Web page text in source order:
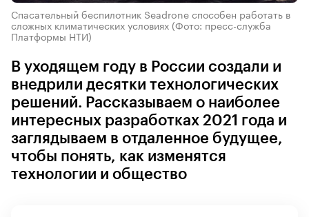
Спасательный беспилотник Seadrone способен работать в
сложных климатических условиях (Фото: пресс-служба
Платформы НТИ)
В уходящем году в России создали и
внедрили десятки технологических
решений. Рассказываем о наиболее
интересных разработках 2021 года и
заглядываем в отдаленное будущее,
чтобы понять, как изменятся
технологии и общество